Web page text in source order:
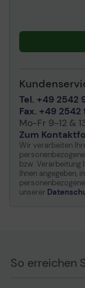
Tel. +49 2542
Fax. +49
Mo-Fr 9-12 &
Zum
Wir verarbeiten
bzw. Verarbeitung
Ihnen angegeben,
unserer
So erreichen